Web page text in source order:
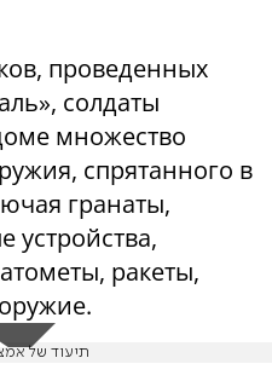
проведенных
солдаты
множество
спрятанного в
гранаты,
устройства,
ракеты,
תיעוד של